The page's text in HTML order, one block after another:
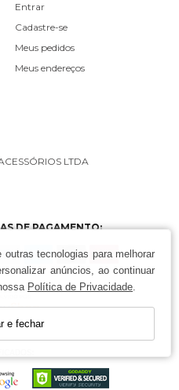
tecnologias para melhorar
anúncios, ao continuar
Política de Privacidade
e fechar
Entrar
Cadastre-se
Meus pedidos
Meus endereços
LTDA
DE PAGAMENTO: